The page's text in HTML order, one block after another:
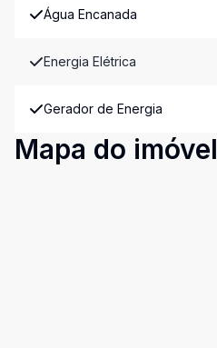
Água Encanada
Energia Elétrica
Gerador de Energia
Mapa do imóvel